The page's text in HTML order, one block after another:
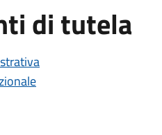
di tutela